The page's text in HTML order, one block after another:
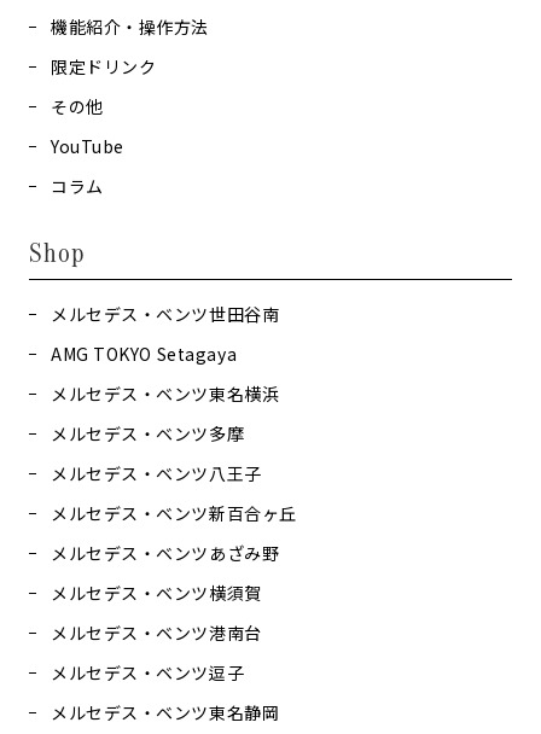
機能紹介・操作方法
限定ドリンク
その他
YouTube
コラム
Shop
メルセデス・ベンツ世田谷南
AMG TOKYO Setagaya
メルセデス・ベンツ東名横浜
メルセデス・ベンツ多摩
メルセデス・ベンツ八王子
メルセデス・ベンツ新百合ヶ丘
メルセデス・ベンツあざみ野
メルセデス・ベンツ横須賀
メルセデス・ベンツ港南台
メルセデス・ベンツ逗子
メルセデス・ベンツ東名静岡